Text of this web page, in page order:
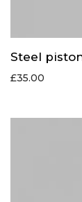
Steel
£35.00